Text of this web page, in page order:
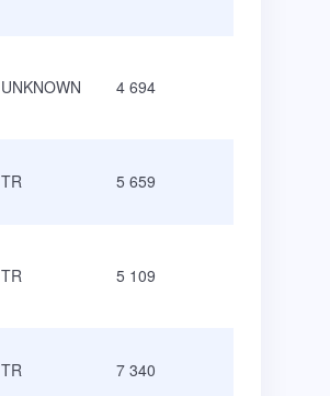
UNKNOWN 4 694
TR 5 659
TR 5 109
TR 7 340